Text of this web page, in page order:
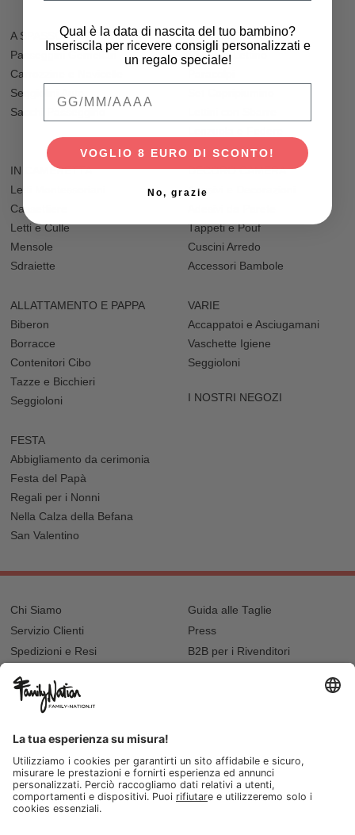
A SPASSO
Passeggini Gemellari
Carrozzine e Navicelle
Seggiolini Auto
Sacchi Passeggino
PER IL LETTINO
Riduttori Lettino
IN CAMERETTA
Letti Montessoriani
Cassettiere
Letti e Culle
Mensole
Sdraiette
DECORO CAMERA
Adesivi e Decorazioni
Tappeti e Pouf
Cuscini Arredo
Accessori Bambole
ALLATTAMENTO E PAPPA
Biberon
Borracce
Contenitori Cibo
Tazze e Bicchieri
Seggioloni
VARIE
Accappatoi e Asciugamani
Vaschette Igiene
Seggioloni
I NOSTRI NEGOZI
FESTA
Abbigliamento da cerimonia
Festa del Papà
Regali per i Nonni
Nella Calza della Befana
San Valentino
Chi Siamo
Servizio Clienti
Spedizioni e Resi
Recupero password?
Lista regalo e nascita
Guida alle Taglie
Press
B2B per i Rivenditori
Qual è la data di nascita del tuo bambino?
Inseriscila per ricevere consigli personalizzati e
un regalo speciale!
VOGLIO 8 EURO DI SCONTO!
No, grazie